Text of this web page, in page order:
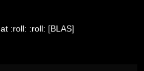
:roll: :roll: [BLAS]